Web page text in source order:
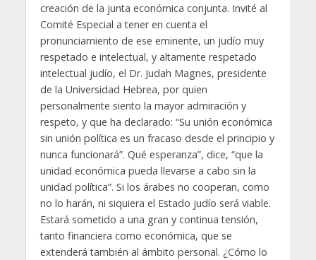
creación de la junta económica conjunta. Invité al
Comité Especial a tener en cuenta el
pronunciamiento de ese eminente, un judío muy
respetado e intelectual, y altamente respetado
intelectual judío, el Dr. Judah Magnes, presidente
de la Universidad Hebrea, por quien
personalmente siento la mayor admiración y
respeto, y que ha declarado: “Su unión económica
sin unión política es un fracaso desde el principio y
nunca funcionará”. Qué esperanza”, dice, “que la
unidad económica pueda llevarse a cabo sin la
unidad política”. Si los árabes no cooperan, como
no lo harán, ni siquiera el Estado judío será viable.
Estará sometido a una gran y continua tensión,
tanto financiera como económica, que se
extenderá también al ámbito personal. ¿Cómo lo